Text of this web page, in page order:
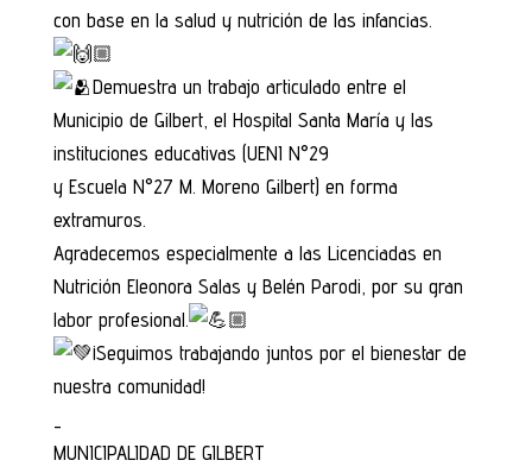
con base en la salud y nutrición de las infancias.
Demuestra un trabajo articulado entre el
Municipio de Gilbert, el Hospital Santa María y las
instituciones educativas (UENI N°29
y Escuela N°27 M. Moreno Gilbert) en forma
extramuros.
Agradecemos especialmente a las Licenciadas en
Nutrición Eleonora Salas y Belén Parodi, por su gran
labor profesional.
¡Seguimos trabajando juntos por el bienestar de
nuestra comunidad!
MUNICIPALIDAD DE GILBERT